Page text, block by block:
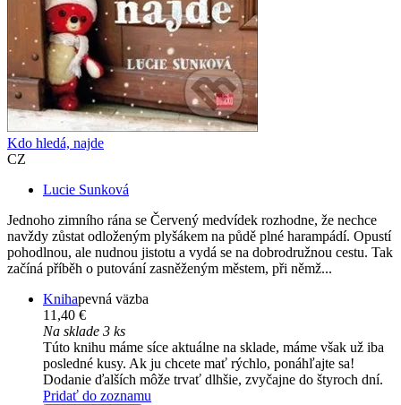
Kdo hledá, najde
CZ
Lucie Sunková
Jednoho zimního rána se Červený medvídek rozhodne, že nechce
navždy zůstat odloženým plyšákem na půdě plné harampádí. Opustí
pohodlnou, ale nudnou jistotu a vydá se na dobrodružnou cestu. Tak
začíná příběh o putování zasněženým městem, při němž...
Knihapevná väzba
11,40 €
Na sklade 3 ks
Túto knihu máme síce aktuálne na sklade, máme však už iba
posledné kusy. Ak ju chcete mať rýchlo, ponáhľajte sa!
Dodanie ďalších môže trvať dlhšie, zvyčajne do štyroch dní.
Pridať do zoznamu